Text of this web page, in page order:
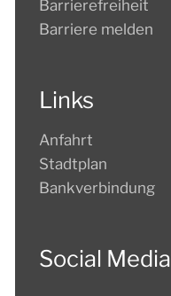
Barrierefreiheit
Barriere melden
Links
Anfahrt
Stadtplan
Bankverbindung
Social Media